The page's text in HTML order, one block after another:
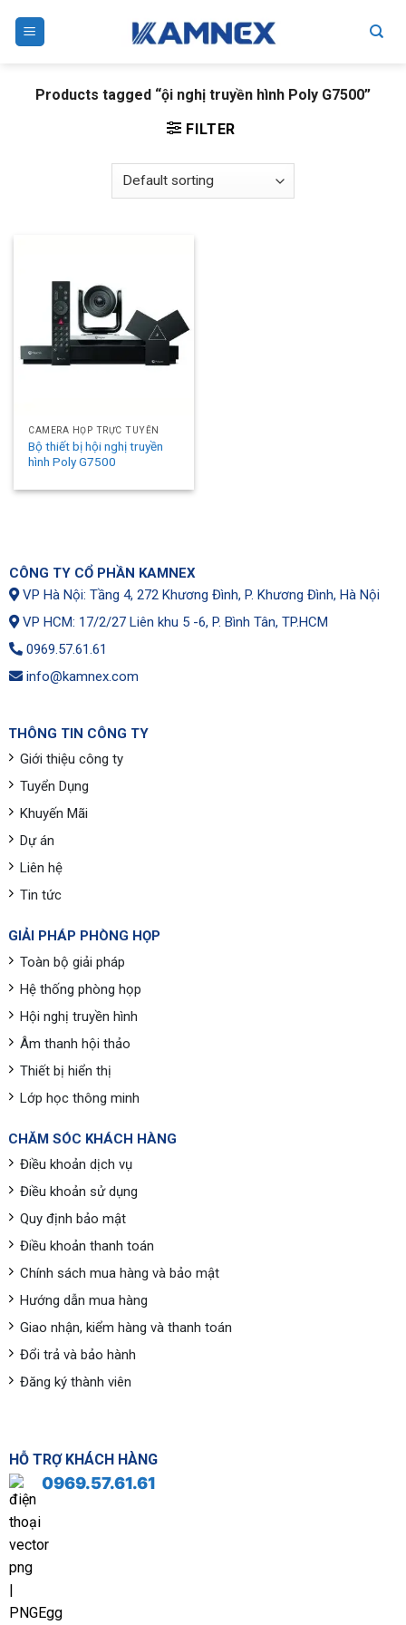
Products tagged “ội nghị truyền hình Poly G7500”
FILTER
CAMERA HỌP TRỰC TUYẾN
Bộ thiết bị hội nghị truyền
hình Poly G7500
CÔNG TY CỔ PHẦN KAMNEX
VP Hà Nội: Tầng 4, 272 Khương Đình, P. Khương Đình, Hà Nội
VP HCM: 17/2/27 Liên khu 5 -6, P. Bình Tân, TP.HCM
0969.57.61.61
info@kamnex.com
THÔNG TIN CÔNG TY
Giới thiệu công ty
Tuyển Dụng
Khuyến Mãi
Dự án
Liên hệ
Tin tức
GIẢI PHÁP PHÒNG HỌP
Toàn bộ giải pháp
Hệ thống phòng họp
Hội nghị truyền hình
Âm thanh hội thảo
Thiết bị hiển thị
Lớp học thông minh
CHĂM SÓC KHÁCH HÀNG
Điều khoản dịch vụ
Điều khoản sử dụng
Quy định bảo mật
Điều khoản thanh toán
Chính sách mua hàng và bảo mật
Hướng dẫn mua hàng
Giao nhận, kiểm hàng và thanh toán
Đổi trả và bảo hành
Đăng ký thành viên
HỖ TRỢ KHÁCH HÀNG
0969.57.61.61